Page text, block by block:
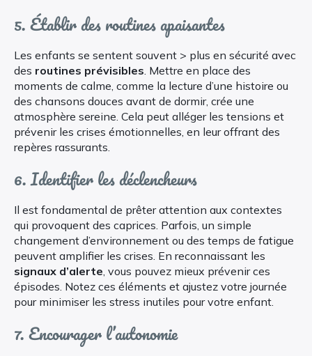
5. Établir des routines apaisantes
Les enfants se sentent souvent > plus en sécurité avec
des routines prévisibles . Mettre en place des
moments de calme, comme la lecture d’une histoire ou
des chansons douces avant de dormir, crée une
atmosphère sereine. Cela peut alléger les tensions et
prévenir les crises émotionnelles, en leur offrant des
repères rassurants.
6. Identifier les déclencheurs
Il est fondamental de prêter attention aux contextes
qui provoquent des caprices. Parfois, un simple
changement d’environnement ou des temps de fatigue
peuvent amplifier les crises. En reconnaissant les
signaux d’alerte , vous pouvez mieux prévenir ces
épisodes. Notez ces éléments et ajustez votre journée
pour minimiser les stress inutiles pour votre enfant.
7. Encourager l’autonomie